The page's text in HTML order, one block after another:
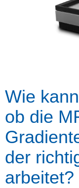
Wie
ob die
der
arbeitet?